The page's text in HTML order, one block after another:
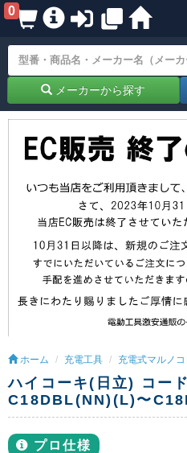
0
メーカーから探す
ホーム 充電工具 充電式マルノ
ハイコーキ(日立) コー
C18DBL(NN)(L)〜
プロ仕様